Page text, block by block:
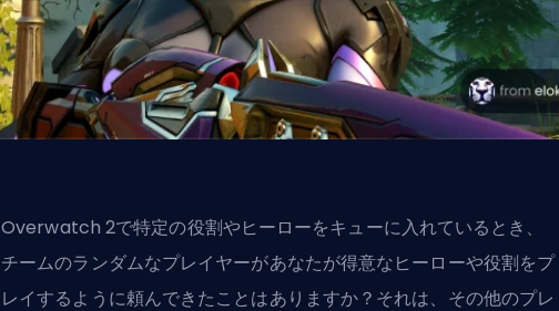
Overwatch 2で特定の役割やヒーローをキューに入れているとき、
チームのランダムなプレイヤーがあなたが得意なヒーローや役割をプ
レイするように頼んできたことはありますか？それは、その他のプレ